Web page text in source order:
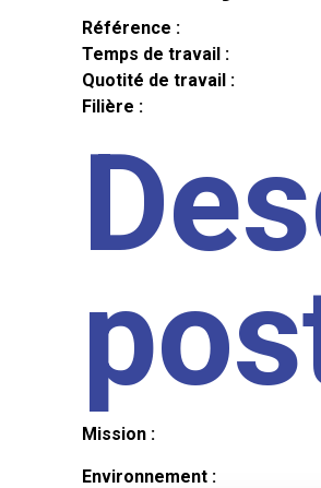
Référence :
Temps de travail :
Quotité de travail :
Filière :
Mission :
Environnement :